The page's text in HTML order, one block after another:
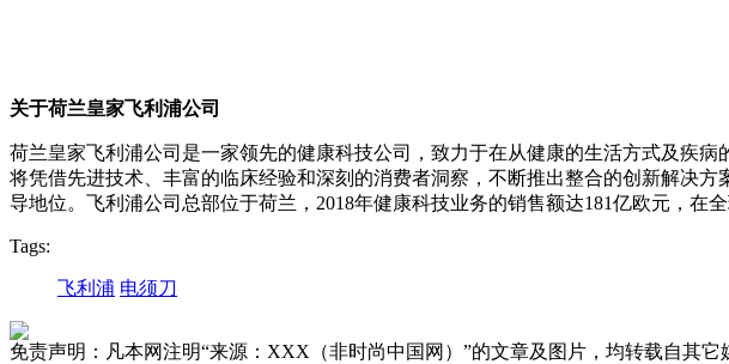
关于荷兰皇家飞利浦公司
荷兰皇家飞利浦公司是一家领先的健康科技公司，致力于在从健康的生活方式及疾
将凭借先进技术、丰富的临床经验和深刻的消费者洞察，不断推出整合的创新解决
导地位。飞利浦公司总部位于荷兰，2018年健康科技业务的销售额达181亿欧元，在
Tags:
飞利浦 电须刀
免责声明：凡本网注明“来源：XXX（非时尚中国网）”的文章及图片，均转载自其